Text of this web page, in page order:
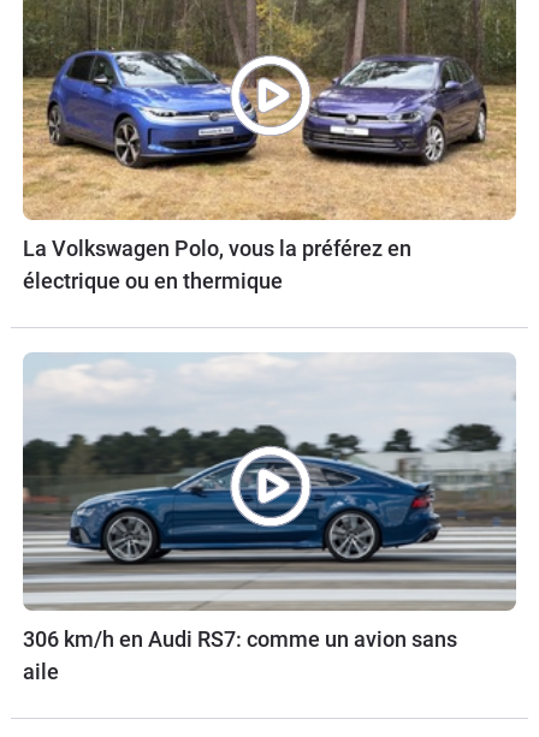
La Volkswagen Polo, vous la préférez en
électrique ou en thermique
306 km/h en Audi RS7: comme un avion sans
aile